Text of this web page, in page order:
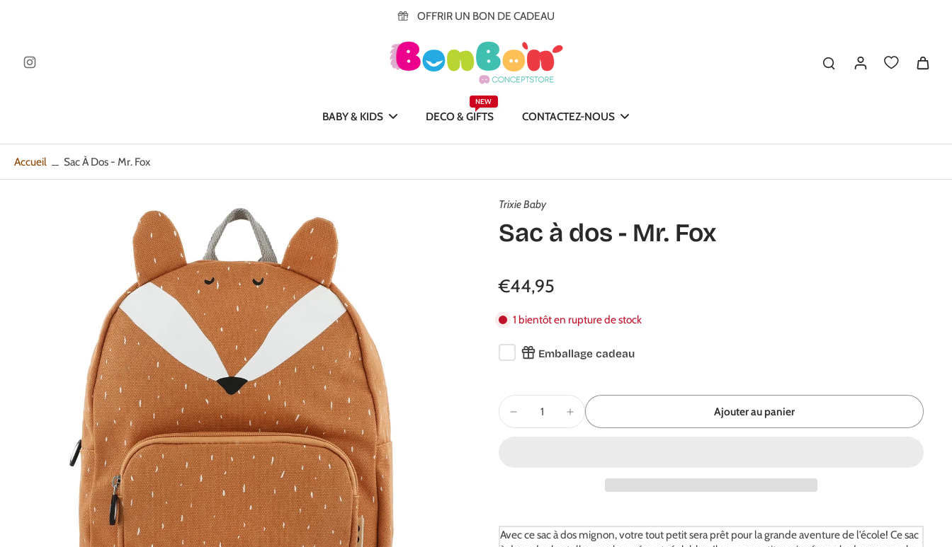
OFFRIR UN BON DE CADEAU
BABY & KIDS DECO & GIFTS
NEW
CONTACTEZ-NOUS
Accueil Sac À Dos - Mr. Fox
Trixie Baby
Sac à dos - Mr. Fox
€44,95
1 bientôt en rupture de stock
Emballage cadeau
Ajouter au panier
Avec ce sac à dos mignon, votre tout petit sera prêt pour la grande aventure de l’école! Ce sac